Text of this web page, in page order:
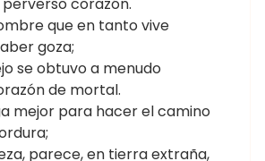
que en tanto vive
goza;
se obtuvo a menudo
de mortal.
mejor para hacer el camino
parece, en tierra extraña,